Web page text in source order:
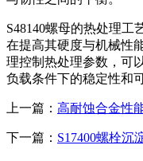
S48140螺母的热处理工
在提高其硬度与机械性
理控制热处理参数，可
负载条件下的稳定性和
上一篇： 高耐蚀合金性
下一篇： S17400螺栓沉